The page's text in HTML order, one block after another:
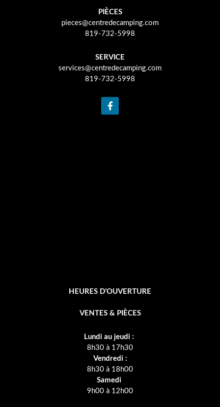
PIÈCES
pieces@centredecamping.com
819-732-5998
SERVICE
services@centredecamping.com
819-732-5998
F
HEURES D’OUVERTURE
VENTES & PIÈCES
Lundi au jeudi :
8h30 à 17h30
Vendredi :
8h30 à 18h00
Samedi
9h00 à 12h00